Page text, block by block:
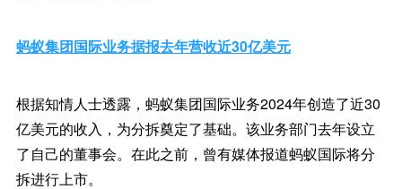
蚂蚁集团国际业务据报去年营收近30亿美元
根据知情人士透露，蚂蚁集团国际业务2024年创造了近30
亿美元的收入，为分拆奠定了基础。该业务部门去年设立
了自己的董事会。在此之前，曾有媒体报道蚂蚁国际将分
拆进行上市。